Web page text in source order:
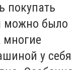
покупать
можно было
многие
у себя